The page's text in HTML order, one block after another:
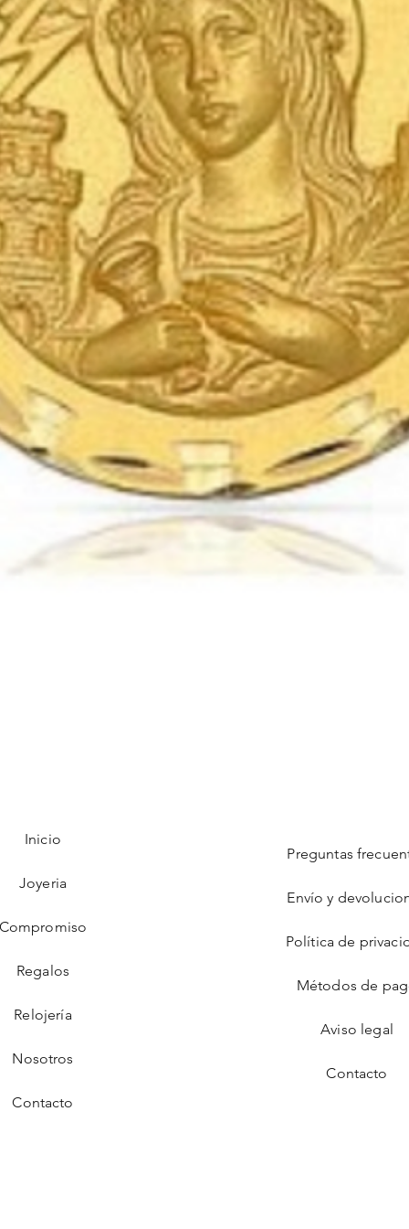
Inicio
Joyeria
Regalos
Relojería
Nosotros
Contacto
Preguntas
Envío y
Política de
Métodos de
Aviso legal
Contacto